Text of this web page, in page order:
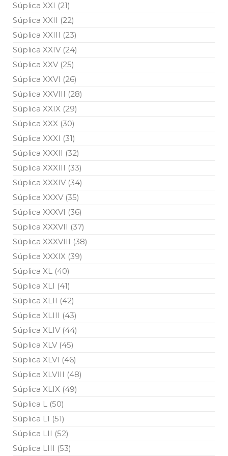
Súplica XXI (21)
Súplica XXII (22)
Súplica XXIII (23)
Súplica XXIV (24)
Súplica XXV (25)
Súplica XXVI (26)
Súplica XXVIII (28)
Súplica XXIX (29)
Súplica XXX (30)
Súplica XXXI (31)
Súplica XXXII (32)
Súplica XXXIII (33)
Súplica XXXIV (34)
Súplica XXXV (35)
Súplica XXXVI (36)
Súplica XXXVII (37)
Súplica XXXVIII (38)
Súplica XXXIX (39)
Súplica XL (40)
Súplica XLI (41)
Súplica XLII (42)
Súplica XLIII (43)
Súplica XLIV (44)
Súplica XLV (45)
Súplica XLVI (46)
Súplica XLVIII (48)
Súplica XLIX (49)
Súplica L (50)
Súplica LI (51)
Súplica LII (52)
Súplica LIII (53)